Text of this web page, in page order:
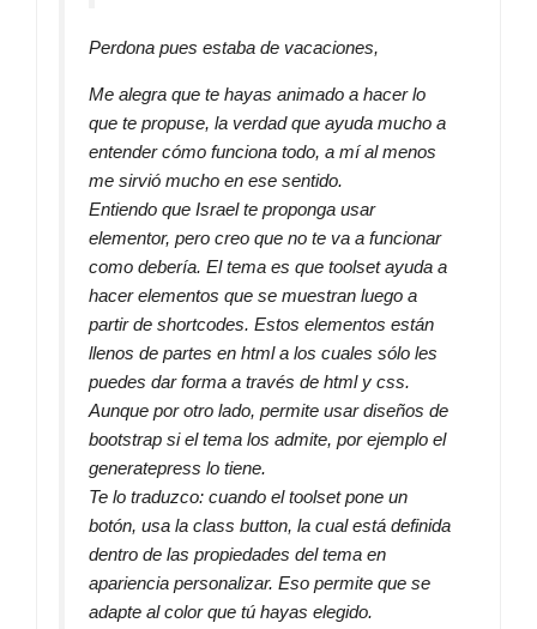
Perdona pues estaba de vacaciones,
Me alegra que te hayas animado a hacer lo
que te propuse, la verdad que ayuda mucho a
entender cómo funciona todo, a mí al menos
me sirvió mucho en ese sentido.
Entiendo que Israel te proponga usar
elementor, pero creo que no te va a funcionar
como debería. El tema es que toolset ayuda a
hacer elementos que se muestran luego a
partir de shortcodes. Estos elementos están
llenos de partes en html a los cuales sólo les
puedes dar forma a través de html y css.
Aunque por otro lado, permite usar diseños de
bootstrap si el tema los admite, por ejemplo el
generatepress lo tiene.
Te lo traduzco: cuando el toolset pone un
botón, usa la class button, la cual está definida
dentro de las propiedades del tema en
apariencia personalizar. Eso permite que se
adapte al color que tú hayas elegido.